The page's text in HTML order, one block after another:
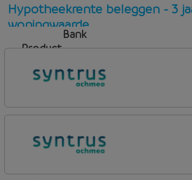
Hypotheekrente beleggen - 3
woningwaarde
Bank
Product
Basis